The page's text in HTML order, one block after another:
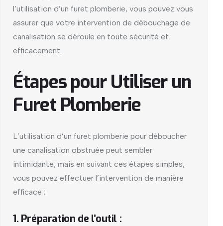
l’utilisation d’un furet plomberie, vous pouvez vous
assurer que votre intervention de débouchage de
canalisation se déroule en toute sécurité et
efficacement.
Étapes pour Utiliser un
Furet Plomberie
L’utilisation d’un furet plomberie pour déboucher
une canalisation obstruée peut sembler
intimidante, mais en suivant ces étapes simples,
vous pouvez effectuer l’intervention de manière
efficace :
1. Préparation de l’outil :